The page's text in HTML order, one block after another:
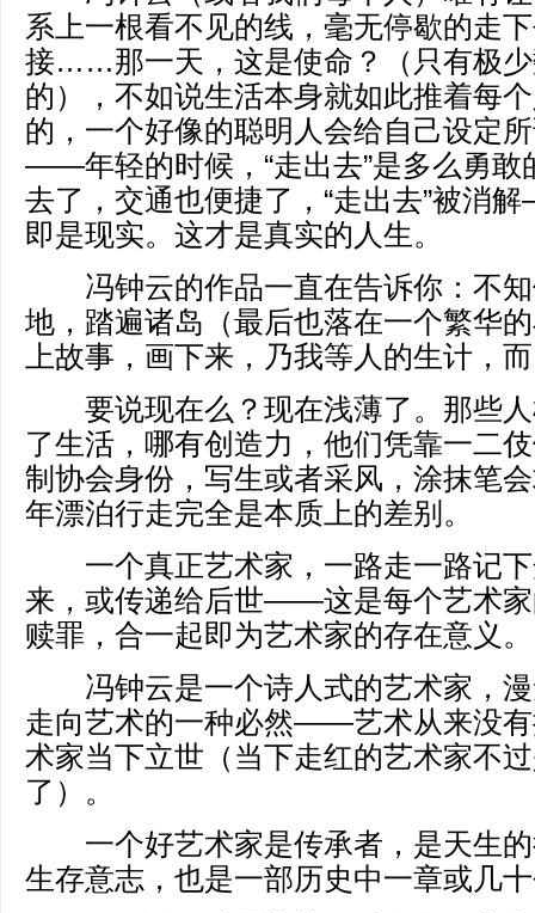
系上一根看不见的线，毫无停歇的走
接……那一天，这是使命？（只有极
的），不如说生活本身就如此推着每
的，一个好像的聪明人会给自己设定
——年轻的时候，“走出去”是多么勇敢
去了，交通也便捷了，“走出去”被消
即是现实。这才是真实的人生。
冯钟云的作品一直在告诉你：不知
地，踏遍诸岛（最后也落在一个繁华
上故事，画下来，乃我等人的生计，
要说现在么？现在浅薄了。那些人
了生活，哪有创造力，他们凭靠一二
制协会身份，写生或者采风，涂抹笔
年漂泊行走完全是本质上的差别。
一个真正艺术家，一路走一路记下
来，或传递给后世——这是每个艺术
赎罪，合一起即为艺术家的存在意义。
冯钟云是一个诗人式的艺术家，漫
走向艺术的一种必然——艺术从来没
术家当下立世（当下走红的艺术家不
了）。
一个好艺术家是传承者，是天生的
生存意志，也是一部历史中一章或几